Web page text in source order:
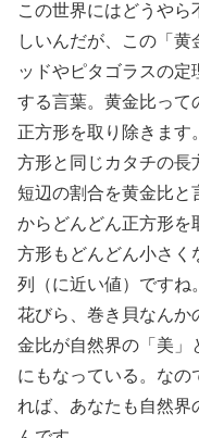
この世界にはどうやら
しいんだが、この「黄
ッドやピタゴラスの
する言葉。黄金比って
正方形を取り除きま
方形と同じカタチの長
短辺の割合を黄金比と
からどんどん正方形を
方形もどんどん小さく
列（に近い値）ですね
花びら、巻き貝なんか
金比が自然界の「美」
にもなっている。なの
れば、あなたも自然界